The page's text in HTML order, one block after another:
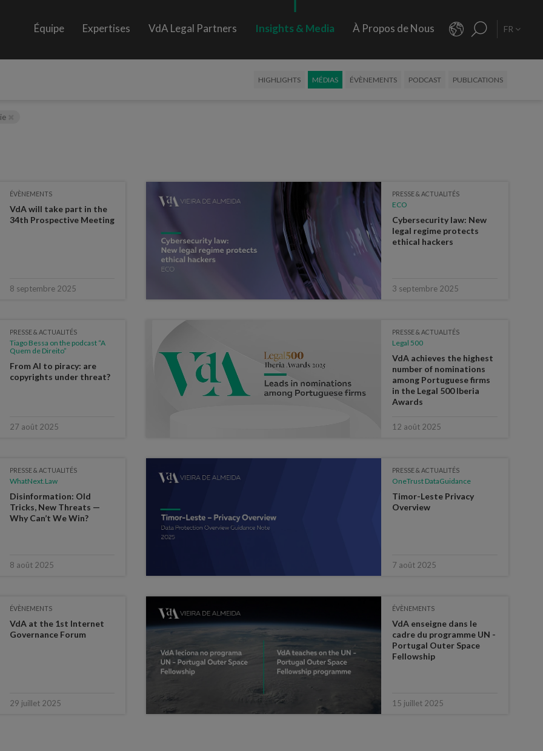
Équipe Expertises VdA Legal Partners Insights & Media À Propos de Nous FR
HIGHLIGHTS MÉDIAS ÉVÈNEMENTS PODCAST PUBLICATIONS
ÉVÈNEMENTS
VdA will take part in the
34th Prospective Meeting
8 septembre 2025
PRESSE & ACTUALITÉS
ECO
Cybersecurity law: New
legal regime protects
ethical hackers
3 septembre 2025
PRESSE & ACTUALITÉS
Tiago Bessa on the podcast “A
Quem de Direito”
From AI to piracy: are
copyrights under threat?
27 août 2025
PRESSE & ACTUALITÉS
Legal 500
VdA achieves the highest
number of nominations
among Portuguese firms
in the Legal 500 Iberia
Awards
12 août 2025
PRESSE & ACTUALITÉS
WhatNext.Law
Disinformation: Old
Tricks, New Threats —
Why Can’t We Win?
8 août 2025
PRESSE & ACTUALITÉS
OneTrust DataGuidance
Timor-Leste Privacy
Overview
7 août 2025
ÉVÈNEMENTS
VdA at the 1st Internet
Governance Forum
29 juillet 2025
ÉVÈNEMENTS
VdA enseigne dans le
cadre du programme UN -
Portugal Outer Space
Fellowship
15 juillet 2025